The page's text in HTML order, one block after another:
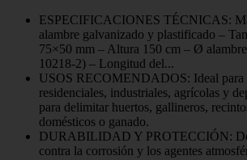
ESPECIFICACIONES TÉCNICAS:
alambre galvanizado y plastificado –
75×50 mm – Altura 150 cm – Ø
10218-2) – Longitud del...
USOS RECOMENDADOS: Ideal para
residenciales, industriales, agrícolas y
para delimitar huertos, gallineros,
domésticos o ganado.
DURABILIDAD Y PROTECCIÓN:
contra la corrosión y los agentes